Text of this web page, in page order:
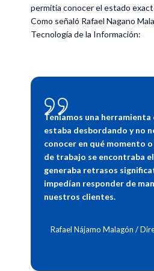
permitía conocer el estado
Como señaló Rafael Nagano
Tecnología de la Información:
Teníamos una
estaba desbordando y no
conocer en qué momento
de trabajo se encontraba
generaba retrasos
impedían responder de
nuestros clientes.
Rafael Nájamo Malagón /